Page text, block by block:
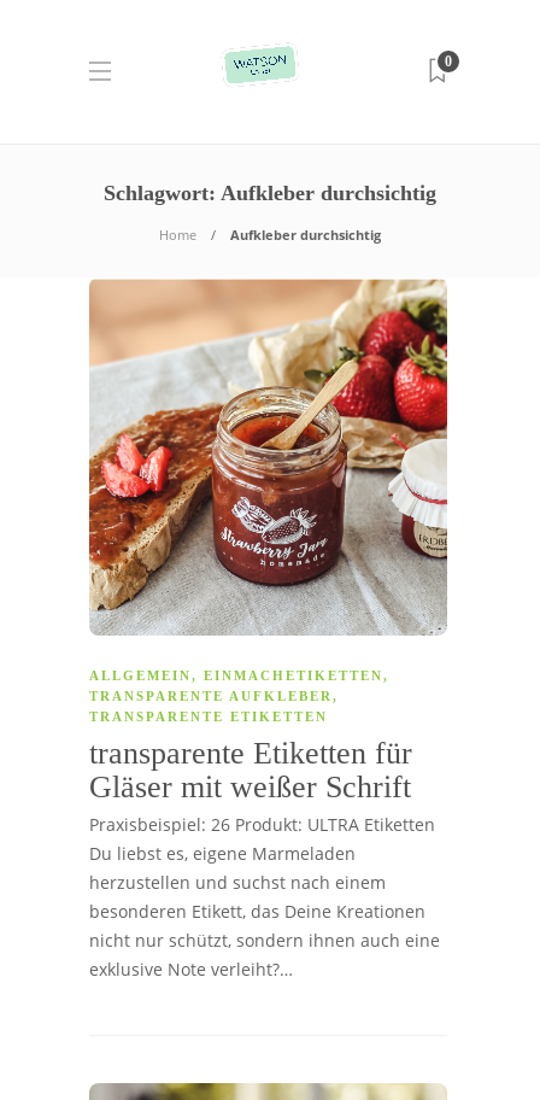
0
Schlagwort: Aufkleber durchsichtig
Home Aufkleber durchsichtig
ALLGEMEIN, EINMACHETIKETTEN,
TRANSPARENTE AUFKLEBER ,
TRANSPARENTE ETIKETTEN
transparente Etiketten für
Gläser mit weißer Schrift
Praxisbeispiel: 26 Produkt: ULTRA Etiketten
Du liebst es, eigene Marmeladen
herzustellen und suchst nach einem
besonderen Etikett, das Deine Kreationen
nicht nur schützt, sondern ihnen auch eine
exklusive Note verleiht?…